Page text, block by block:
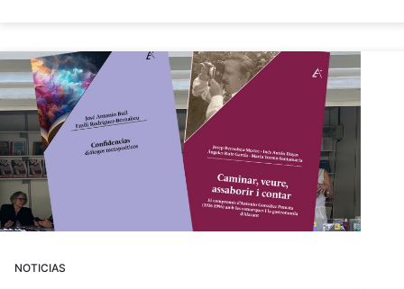
NOTICIAS